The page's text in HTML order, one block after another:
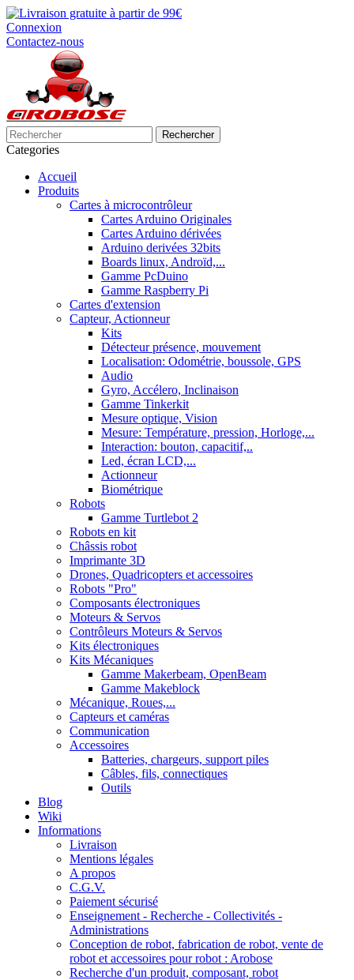
Connexion
Contactez-nous
Rechercher
Categories
Accueil
Produits
Cartes à microcontrôleur
Cartes Arduino Originales
Cartes Arduino dérivées
Arduino derivées 32bits
Boards linux, Androïd,...
Gamme PcDuino
Gamme Raspberry Pi
Cartes d'extension
Capteur, Actionneur
Kits
Détecteur présence, mouvement
Localisation: Odométrie, boussole, GPS
Audio
Gyro, Accélero, Inclinaison
Gamme Tinkerkit
Mesure optique, Vision
Mesure: Température, pression, Horloge,...
Interaction: bouton, capacitif,..
Led, écran LCD,...
Actionneur
Biométrique
Robots
Gamme Turtlebot 2
Robots en kit
Châssis robot
Imprimante 3D
Drones, Quadricopters et accessoires
Robots "Pro"
Composants électroniques
Moteurs & Servos
Contrôleurs Moteurs & Servos
Kits électroniques
Kits Mécaniques
Gamme Makerbeam, OpenBeam
Gamme Makeblock
Mécanique, Roues,...
Capteurs et caméras
Communication
Accessoires
Batteries, chargeurs, support piles
Câbles, fils, connectiques
Outils
Blog
Wiki
Informations
Livraison
Mentions légales
A propos
C.G.V.
Paiement sécurisé
Enseignement - Recherche - Collectivités -
Administrations
Conception de robot, fabrication de robot, vente de
robot et accessoires pour robot : Arobose
Recherche d'un produit, composant, robot